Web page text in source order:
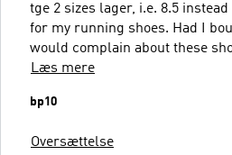
tge 2 sizes lager, i.e. 8.5
for my running shoes. Had I
would complain about these
Læs mere
bp10
Oversættelse